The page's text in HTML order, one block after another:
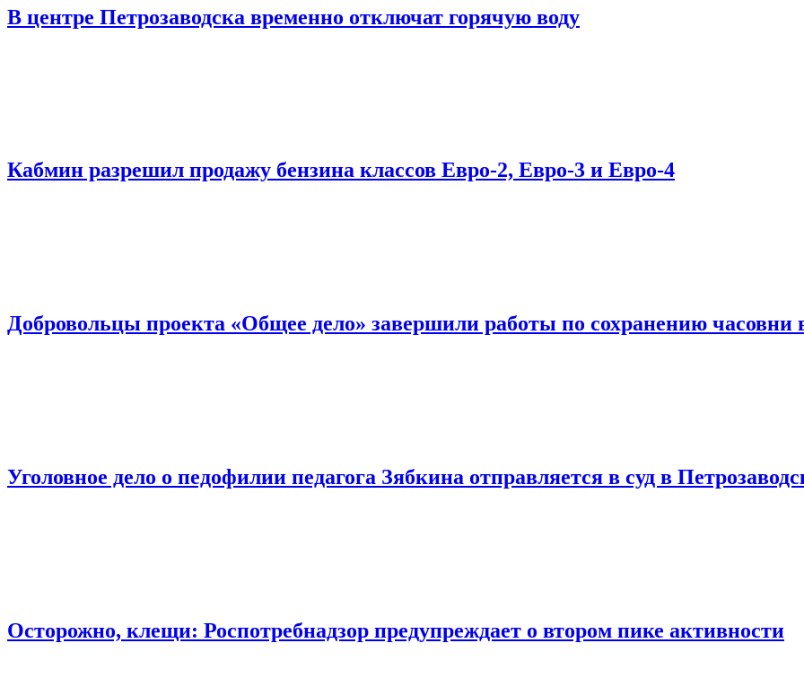
В центре Петрозаводска временно отключат горячую воду
Кабмин разрешил продажу бензина классов Евро-2, Евро-3 и Евро-4
Добровольцы проекта «Общее дело» завершили работы по сохранению часовни
Уголовное дело о педофилии педагога Зябкина отправляется в суд в
Осторожно, клещи: Роспотребнадзор предупреждает о втором пике активности